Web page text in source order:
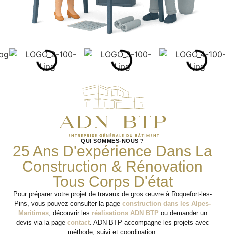
QUI SOMMES-NOUS ?
25 Ans D'expérience Dans La
Construction & Rénovation
Tous Corps D'état
Pour préparer votre projet de travaux de gros œuvre à Roquefort-les-
Pins, vous pouvez consulter la page construction dans les Alpes-
Maritimes, découvrir les réalisations ADN BTP ou demander un
devis via la page contact. ADN BTP accompagne les projets avec
méthode, suivi et coordination.